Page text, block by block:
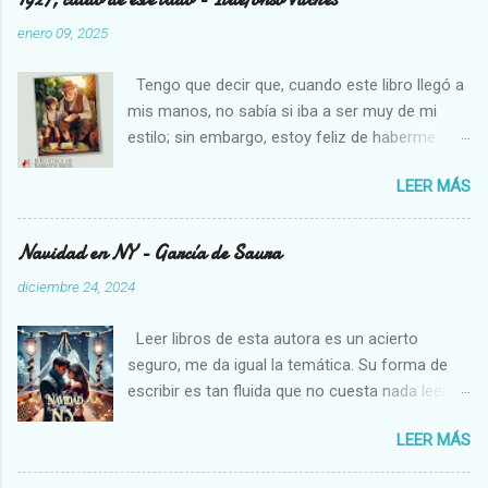
enero 09, 2025
Tengo que decir que, cuando este libro llegó a
mis manos, no sabía si iba a ser muy de mi
estilo; sin embargo, estoy feliz de haberme
en los libros que solemos leer, son un soplo de
aire fresco. Estoy pasando por una etapa algo
complicada en mi vida, creo que los que me
conocen un poco están al tanto, así que me ha
venido muy bien un libro como éste; me he
actividades de la gente que vivía en esos
pueblos y me he relajado con las descripciones
que ha hecho el autor, quien escribe de forma
todo mucho más profundamente. He vivido
toda mi vida en la ciudad y mis padres tampoco
LEER MÁS
Navidad en NY - García de Saura
diciembre 24, 2024
Leer libros de esta autora es un acierto
seguro, me da igual la temática. Su forma de
escribir es tan fluida que no cuesta nada leerse
hará viajar a Nueva York, pasando por
Philadelphia, para vivir una Navidad llena de
LEER MÁS